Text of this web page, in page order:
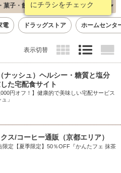
にチラシをチェック
・飲料・酒・日用品・コンビニ 新着順
電 ドラッグストア ホームセンタ
表示切替
ナッシュ）ヘルシー・糖質と塩分
た宅配食サイト
円オフ！】健康的で美味しい宅配サービス
」
ス/コーヒー通販（京都エリア）
限定【夏季限定】50％OFF『かんたフェ 抹茶